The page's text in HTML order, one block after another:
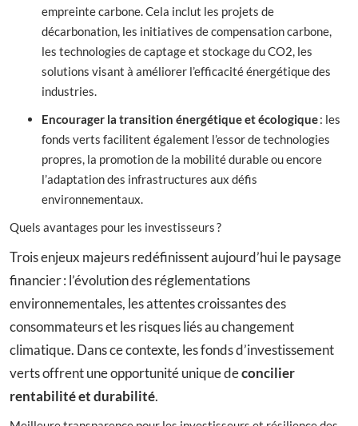
empreinte carbone. Cela inclut les projets de
décarbonation, les initiatives de compensation carbone,
les technologies de captage et stockage du CO2, les
solutions visant à améliorer l’efficacité énergétique des
industries.
Encourager la transition énergétique et écologique: les
fonds verts facilitent également l’essor de technologies
propres, la promotion de la mobilité durable ou encore
l’adaptation des infrastructures aux défis
environnementaux.
Quels avantages pour les investisseurs ?
Trois enjeux majeurs redéfinissent aujourd’hui le paysage
financier : l’évolution des réglementations
environnementales, les attentes croissantes des
consommateurs et les risques liés au changement
climatique. Dans ce contexte, les fonds d’investissement
verts offrent une opportunité unique deconcilier
rentabilité et durabilité.